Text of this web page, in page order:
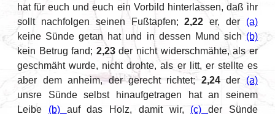
hat für euch und euch ein Vorbild hinterlassen, daß ihr
sollt nachfolgen seinen Fußtapfen;2,22 er, der (a)
keine Sünde getan hat und in dessen Mund sich(b)
kein Betrug fand; 2,23der nicht widerschmähte, als er
geschmäht wurde, nicht drohte, als er litt, er stellte es
aber dem anheim, der gerecht richtet; 2,24der (a)
unsre Sünde selbst hinaufgetragen hat an seinem
Leibe (b) auf das Holz, damit wir, (c)der Sünde